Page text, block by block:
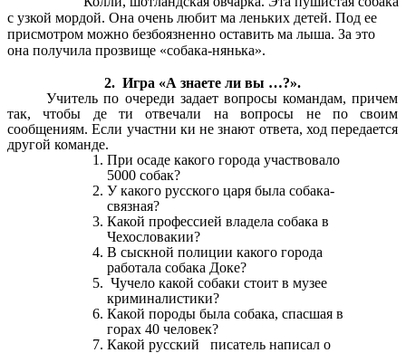
с узкой мордой. Она очень любит ма леньких детей. Под ее
присмотром можно безбоязненно оставить ма лыша. За это
она получила прозвище «собака-нянька».
2. Игра «А знаете ли вы …?».
Учитель по очереди задает вопросы командам, причем
так, чтобы де ти отвечали на вопросы не по своим
сообщениям. Если участни ки не знают ответа, ход передается
другой команде.
При осаде какого города участвовало
5000 собак?
У какого русского царя была собака-
связная?
Какой профессией владела собака в
Чехословакии?
В сыскной полиции какого города
работала собака Доке?
Чучело какой собаки стоит в музее
криминалистики?
Какой породы была собака, спасшая в
горах 40 человек?
Какой русский писатель написал о